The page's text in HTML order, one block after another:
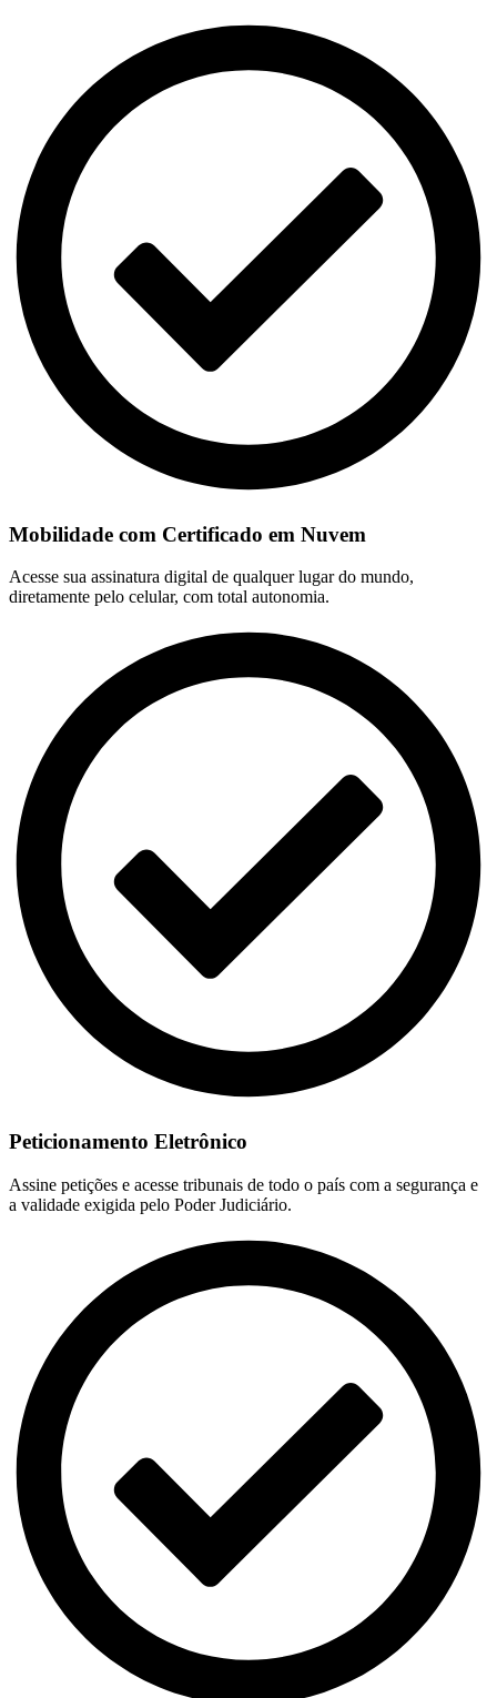
Mobilidade com Certificado em Nuvem
Acesse sua assinatura digital de qualquer lugar do mundo,
diretamente pelo celular, com total autonomia.
Peticionamento Eletrônico
Assine petições e acesse tribunais de todo o país com a segurança e
a validade exigida pelo Poder Judiciário.